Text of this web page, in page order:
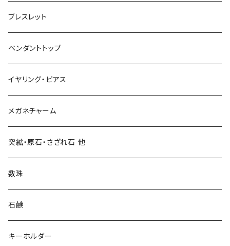
ブレスレット
ペンダントトップ
イヤリング・ピアス
メガネチャーム
突絋・原石・さざれ石 他
数珠
石鹸
キーホルダー